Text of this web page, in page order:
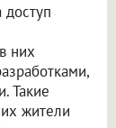
них
Такие
жители